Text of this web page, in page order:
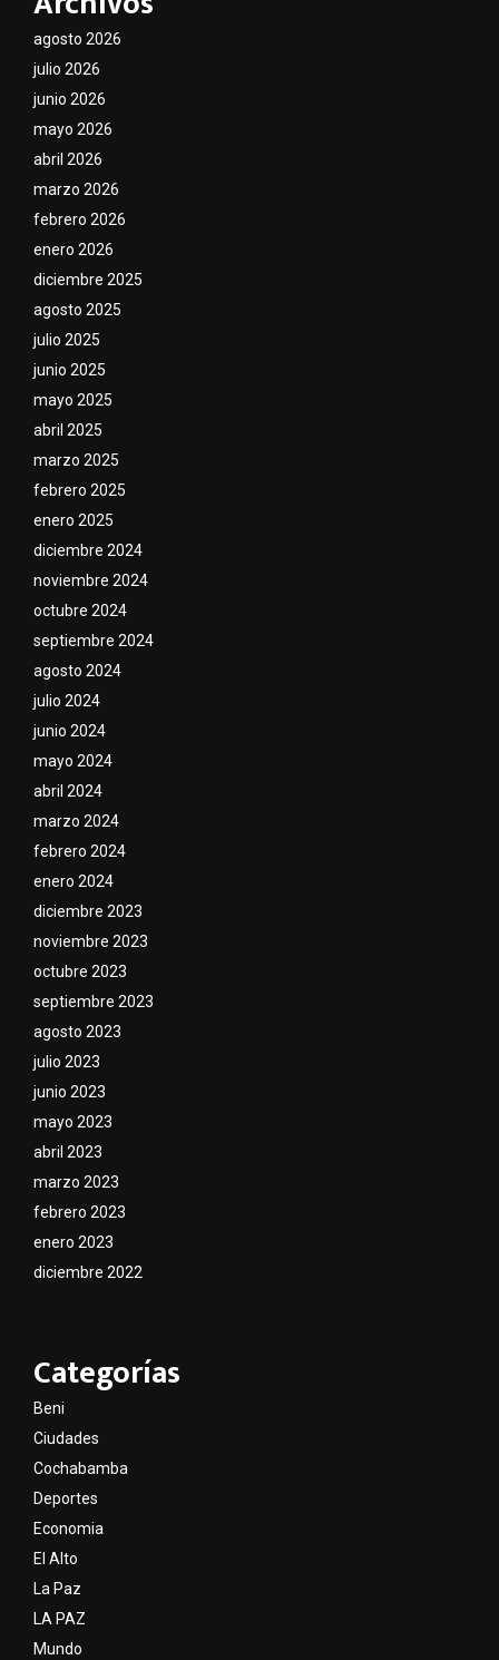
agosto 2026
julio 2026
junio 2026
mayo 2026
abril 2026
marzo 2026
febrero 2026
enero 2026
diciembre 2025
agosto 2025
julio 2025
junio 2025
mayo 2025
abril 2025
marzo 2025
febrero 2025
enero 2025
diciembre 2024
noviembre 2024
octubre 2024
septiembre 2024
agosto 2024
julio 2024
junio 2024
mayo 2024
abril 2024
marzo 2024
febrero 2024
enero 2024
diciembre 2023
noviembre 2023
octubre 2023
septiembre 2023
agosto 2023
julio 2023
junio 2023
mayo 2023
abril 2023
marzo 2023
febrero 2023
enero 2023
diciembre 2022
Categorías
Beni
Ciudades
Cochabamba
Deportes
Economia
El Alto
La Paz
LA PAZ
Mundo